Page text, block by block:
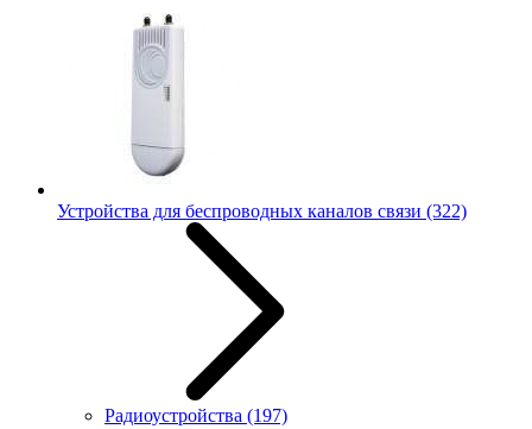
Устройства для беспроводных каналов связи (322)
Радиоустройства (197)